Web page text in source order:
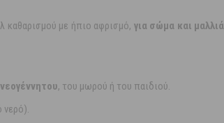
καθαρισμού με ήπιο αφρισμό, για σώμα και μαλλιά
, του μωρού ή του παιδιού.
νερό).